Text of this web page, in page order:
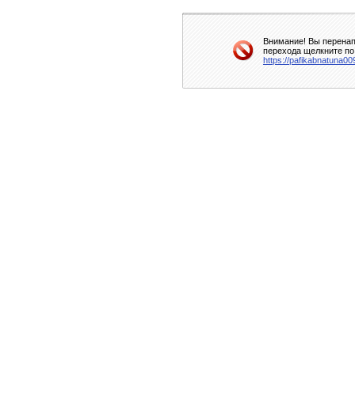
Внимание! Вы
перехода щелкните
https://